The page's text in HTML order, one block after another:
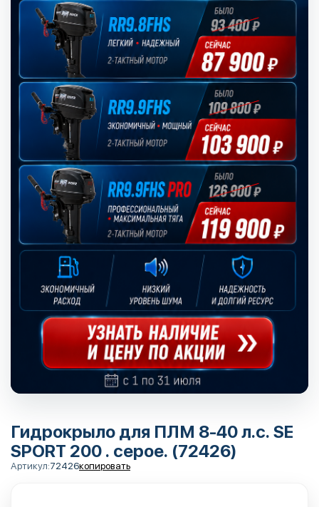
Гидрокрыло для ПЛМ 8-40 л.с. SE
SPORT 200 . серое. (72426)
Артикул:72426копировать